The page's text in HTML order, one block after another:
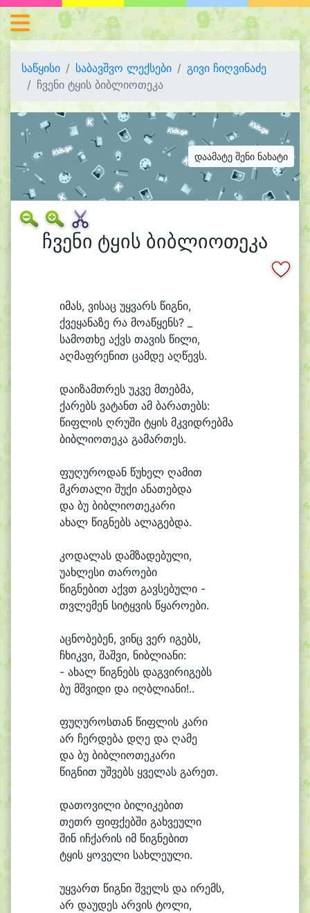
საწყისი საბავშვო ლექსები
გივი ჩიღვინაძე
ჩვენი ტყის ბიბლიოთეკა
დაამატე შენი ნახატი
ჩვენი ტყის ბიბლიოთეკა
იმას, ვისაც უყვარს წიგნი,
ქვეყანაზე რა მოაწყენს? _
სამოთხე აქვს თავის წილი,
აღმაფრენით ცამდე აღწევს.
დაიზამთრეს უკვე მთებმა,
ქარებს ვატანთ ამ ბარათებს:
წიფლის ღრუში ტყის მკვიდრებმა
ბიბლიოთეკა გამართეს.
ფუღუროდან წუხელ ღამით
მკრთალი შუქი ანათებდა
და ბუ ბიბლიოთეკარი
ახალ წიგნებს ალაგებდა.
კოდალას დამზადებული,
უახლესი თაროები
წიგნებით აქვთ გავსებული -
თვლემენ სიტყვის წყაროები.
აცნობებენ, ვინც ვერ იგებს,
ჩხიკვი, შაშვი, ნიბლიანი:
- ახალ წიგნებს დაგვირიგებს
ბუ მშვიდი და იღბლიანი!..
ფუღუროსთან წიფლის კარი
არ ჩერდება დღე და ღამე
და ბუ ბიბლიოთეკარი
წიგნით უშვებს ყველას გარეთ.
დათოვილი ბილიკებით
თეთრ ფიფქებში გახვეული
შინ იჩქარის იმ წიგნებით
ტყის ყოველი სახლეული.
უყვართ წიგნი შველს და ირემს,
არ დაუდეს არვის ტოლი,